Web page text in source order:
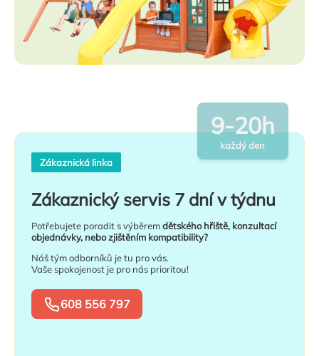
Zákaznická linka
Zákaznický servis 7 dní v týdnu
Potřebujete poradit s výběremdětského hřiště, konzultací
objednávky, nebo zjištěním kompatibility?
Náš tým odborníků je tu pro vás.
Vaše spokojenost je pro nás prioritou!
608 556 797
9-20h
každý den